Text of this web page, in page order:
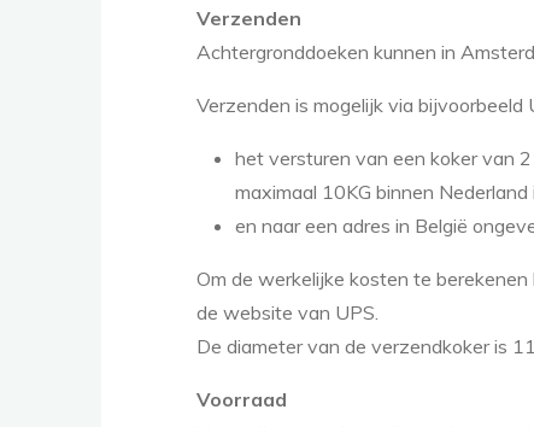
Verzenden
Achtergronddoeken kunnen in
Verzenden is mogelijk via bijvoorbeeld
het versturen van een koker van
maximaal 10KG binnen
en naar een adres in België
Om de werkelijke kosten te
de website van UPS.
De diameter van de verzendkoker is
Voorraad